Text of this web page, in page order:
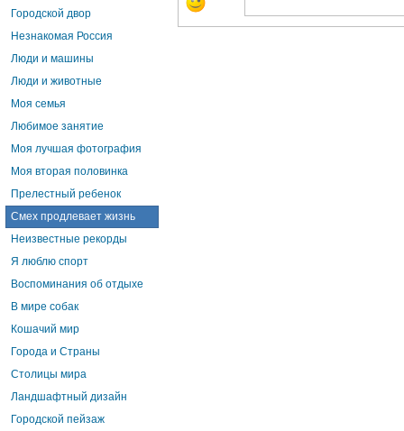
Городской двор
Незнакомая Россия
Люди и машины
Люди и животные
Моя семья
Любимое занятие
Моя лучшая фотография
Моя вторая половинка
Прелестный ребенок
Смех продлевает жизнь
Неизвестные рекорды
Я люблю спорт
Воспоминания об отдыхе
В мире собак
Кошачий мир
Города и Страны
Столицы мира
Ландшафтный дизайн
Городской пейзаж